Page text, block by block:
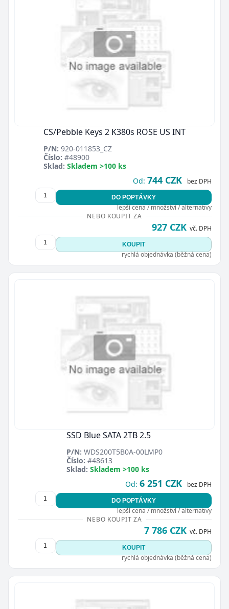
CS/Pebble Keys 2 K380s ROSE US INT
P/N: 920-011853_CZ
Číslo: #48900
Sklad: Skladem >100 ks
Od: 744 CZK bez DPH
DO POPTÁVKY
lepší cena / množství / alternativy
NEBO KOUPIT ZA
927 CZK vč. DPH
KOUPIT
rychlá objednávka (běžná cena)
SSD Blue SATA 2TB 2.5
P/N: WDS200T5B0A-00LMP0
Číslo: #48613
Sklad: Skladem >100 ks
Od: 6 251 CZK bez DPH
DO POPTÁVKY
lepší cena / množství / alternativy
NEBO KOUPIT ZA
7 786 CZK vč. DPH
KOUPIT
rychlá objednávka (běžná cena)